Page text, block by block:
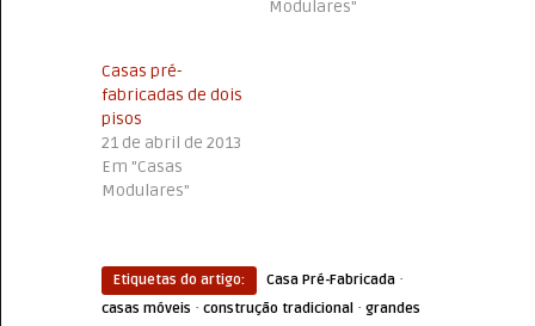
Modulares"
Casas pré-
fabricadas de dois
pisos
21 de abril de 2013
Em "Casas
Modulares"
Etiquetas do artigo: Casa Pré-Fabricada ·
casas móveis · construção tradicional · grandes